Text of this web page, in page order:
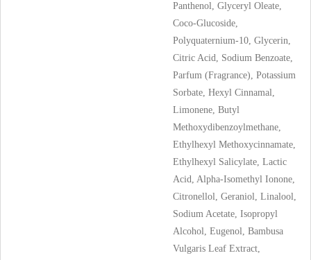
Panthenol, Glyceryl Oleate,
Coco-Glucoside,
Polyquaternium-10, Glycerin,
Citric Acid, Sodium Benzoate,
Parfum (Fragrance), Potassium
Sorbate, Hexyl Cinnamal,
Limonene, Butyl
Methoxydibenzoylmethane,
Ethylhexyl Methoxycinnamate,
Ethylhexyl Salicylate, Lactic
Acid, Alpha-Isomethyl Ionone,
Citronellol, Geraniol, Linalool,
Sodium Acetate, Isopropyl
Alcohol, Eugenol, Bambusa
Vulgaris Leaf Extract,